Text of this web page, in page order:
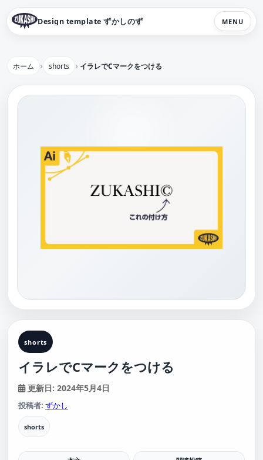
Design template ずかしのず MENU
ホーム shorts イラレでCマークをつける
shorts
イラレでCマークをつける
更新日: 2024年5月4日
投稿者: ずかし
shorts